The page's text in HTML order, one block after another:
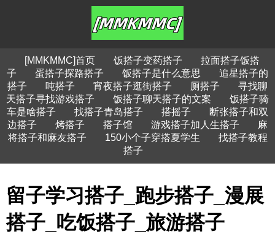
[MMKMMC]首页 饭搭子变药搭子
拉面搭子饭搭
子
蛋搭子探路搭子 饭搭子是什么意思
追星搭子的
搭子
吨搭子 宵夜搭子逛街搭子 厕搭子
寻找聊
天搭子寻找游戏搭子
饭搭子聊天搭子的文案
饭搭子骑
车是啥搭子
找搭子青岛搭子 搭摇子
断张搭子和双
边搭子
烤搭子 搭子馆 游戏搭子加人生搭子
麻
将搭子和麻友搭子
150小个子穿搭夏学生
找搭子教程
搭子
留子学习搭子_跑步搭子_漫展
搭子_吃饭搭子_旅游搭子